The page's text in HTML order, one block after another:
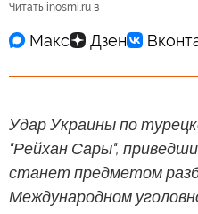
Читать inosmi.ru в
Удар Украины по
"Рейхан Сары",
станет предметом
Международном